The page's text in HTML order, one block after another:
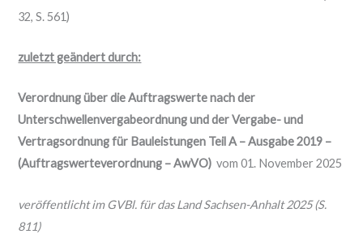
32, S. 561)
zuletzt geändert durch:
Verordnung über die Auftragswerte nach der
Unterschwellenvergabeordnung und der Vergabe- und
Vertragsordnung für Bauleistungen Teil A – Ausgabe 2019 –
(Auftragswerteverordnung – AwVO)vom 01. November 2025
veröffentlicht im GVBl. für das Land Sachsen-Anhalt 2025 (S.
811)